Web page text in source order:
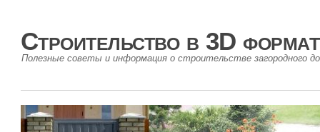
Строительство в 3D
Полезные советы и информация о строительстве загородного